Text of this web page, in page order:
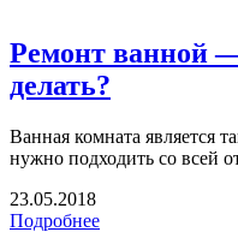
Ремонт ванной
делать?
Ванная комната является
нужно подходить со всей
23.05.2018
Подробнее